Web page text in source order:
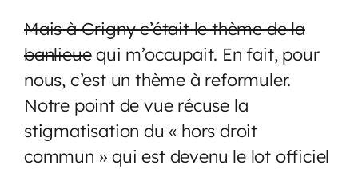
Mais à Grigny c’était le thème de la
banlieuequi m’occupait. En fait, pour
nous, c’est un thème à reformuler.
Notre point de vue récuse la
stigmatisation du « hors droit
commun » qui est devenu le lot officiel